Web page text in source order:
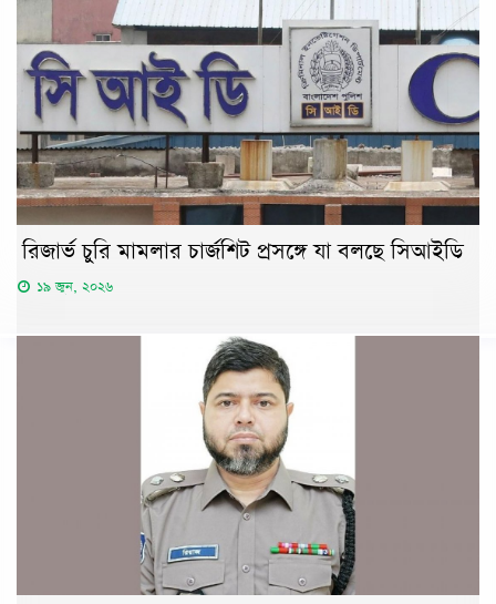
রিজার্ভ চুরি মামলার চার্জশিট প্রসঙ্গে যা বলছে সিআইডি
১৯ জুন, ২০২৬